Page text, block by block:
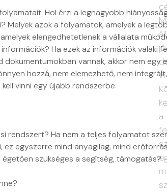
Hol érzi a legnagyobb
Melyek azok a folyamatok, amelyek a
elengedhetetlenek a vállalata
Ha ezek az információk valaki
vannak, akkor nem egy
hozzá, nem elemezhető, nem
vinni egy újabb rendszerbe.
rendszert? Ha nem a teljes folyamatot
ez egyszerre mind anyagilag, mind
szükséges a segítség, támogatás?
is
Cobra
Computer
programjait,
teljes
körűen.
Mindig
elégedve
a
szoftverek
a
Cobra
Conto
Win+
ügyviteli
rendszernek.
Előtte
dos-s
verzióját
használtuk.
cégünknél.
Ma is
állítjuk,
jó
döntés
volt!
Könnyen
felhasználó
számára
egyszerűen
a
Cobra
Computer
teljes
körűen.
elégedve
a
szoftverek